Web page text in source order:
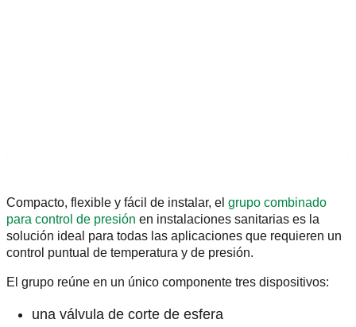
Compacto, flexible y fácil de instalar, el grupo combinado
para control de presión en instalaciones sanitarias es la
solución ideal para todas las aplicaciones que requieren un
control puntual de temperatura y de presión.
El grupo reúne en un único componente tres dispositivos:
una válvula de corte de esfera